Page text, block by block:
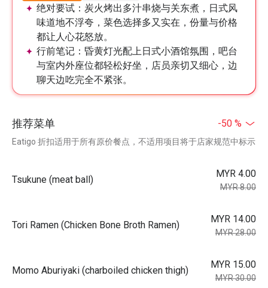
绝对要试： 炭火烤出多汁串烧与关东煮，日式风
味道地不浮夸，菜色选择多又实在，份量与价格
都让人心花怒放。
行前笔记： 昏黄灯光配上日式小酒馆氛围，吧台
与室内外座位都轻松好坐，店员亲切又细心，边
聊天边吃完全不紧张。
推荐菜单 -50 %
Eatigo 折扣适用于所有原价餐点，不适用项目将于店家规范中标示
Tsukune (meat ball)
MYR 4.00
MYR 8.00
Tori Ramen (Chicken Bone Broth Ramen)
MYR 14.00
MYR 28.00
Momo Aburiyaki (charboiled chicken thigh)
MYR 15.00
MYR 30.00